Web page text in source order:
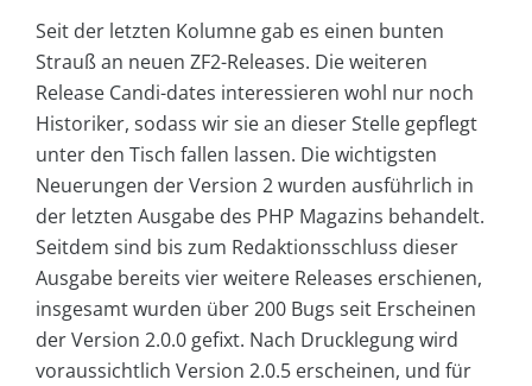
Seit der letzten Kolumne gab es einen bunten
Strauß an neuen ZF2-Releases. Die weiteren
Release Candi-dates interessieren wohl nur noch
Historiker, sodass wir sie an dieser Stelle gepflegt
unter den Tisch fallen lassen. Die wichtigsten
Neuerungen der Version 2 wurden ausführlich in
der letzten Ausgabe des PHP Magazins behandelt.
Seitdem sind bis zum Redaktionsschluss dieser
Ausgabe bereits vier weitere Releases erschienen,
insgesamt wurden über 200 Bugs seit Erscheinen
der Version 2.0.0 gefixt. Nach Drucklegung wird
voraussichtlich Version 2.0.5 erscheinen, und für